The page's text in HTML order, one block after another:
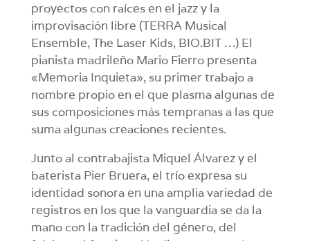
proyectos con raíces en el jazz y la
improvisación libre (TERRA Musical
Ensemble, The Laser Kids, BIO.BIT …) El
pianista madrileño Mario Fierro presenta
«Memoria Inquieta», su primer trabajo a
nombre propio en el que plasma algunas de
sus composiciones más tempranas a las que
suma algunas creaciones recientes.
Junto al contrabajista Miquel Álvarez y el
baterista Pier Bruera, el trío expresa su
identidad sonora en una amplia variedad de
registros en los que la vanguardia se da la
mano con la tradición del género, del